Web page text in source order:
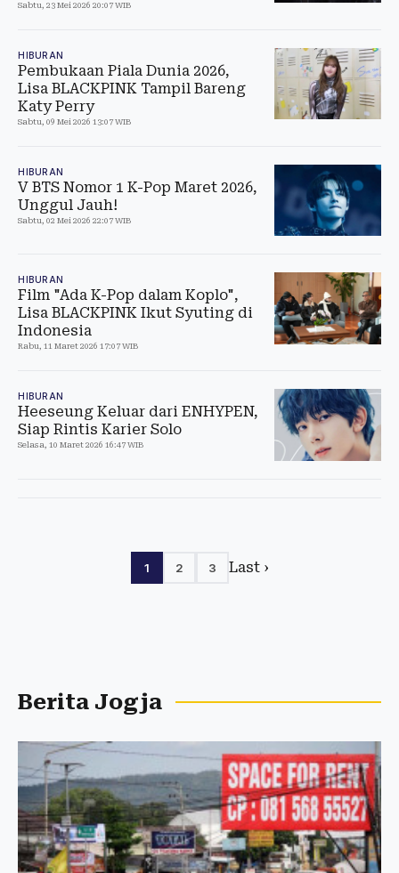
Sabtu, 23 Mei 2026 20:07 WIB
HIBURAN
Pembukaan Piala Dunia 2026,
Lisa BLACKPINK Tampil Bareng
Katy Perry
Sabtu, 09 Mei 2026 13:07 WIB
HIBURAN
V BTS Nomor 1 K-Pop Maret 2026,
Unggul Jauh!
Sabtu, 02 Mei 2026 22:07 WIB
HIBURAN
Film "Ada K-Pop dalam Koplo",
Lisa BLACKPINK Ikut Syuting di
Indonesia
Rabu, 11 Maret 2026 17:07 WIB
HIBURAN
Heeseung Keluar dari ENHYPEN,
Siap Rintis Karier Solo
Selasa, 10 Maret 2026 16:47 WIB
1 2 3 Last ›
Berita Jogja